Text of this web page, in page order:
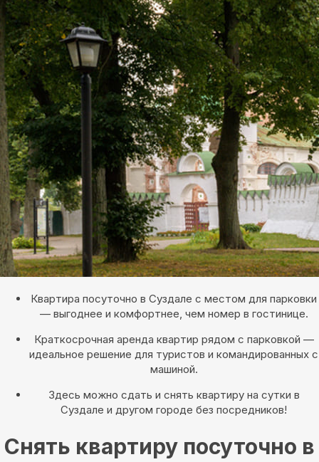
Квартира посуточно в Суздале с местом для парковки
— выгоднее и комфортнее, чем номер в гостинице.
Краткосрочная аренда квартир рядом с парковкой —
идеальное решение для туристов и командированных с
машиной.
Здесь можно сдать и снять квартиру на сутки в
Суздале и другом городе без посредников!
Снять квартиру посуточно в